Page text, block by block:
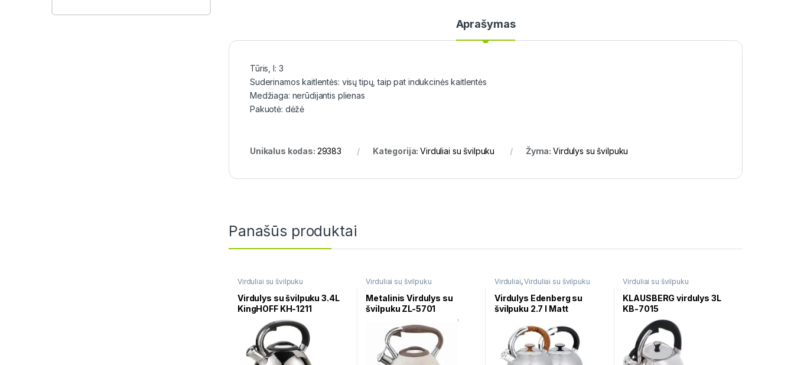
Aprašymas
Tūris, l: 3
Suderinamos kaitlentės: visų tipų, taip pat indukcinės kaitlentės
Medžiaga: nerūdijantis plienas
Pakuotė: dėžė
Unikalus kodas: 29383 Kategorija:Virduliai su švilpuku Žyma:Virdulys su švilpuku
Panašūs produktai
Virduliai su švilpuku
Virdulys su švilpuku 3.4L
KingHOFF KH-1211
Virduliai su švilpuku
Metalinis Virdulys su
švilpuku ZL-5701
Virduliai,Virduliai su švilpuku
Virdulys Edenberg su
švilpuku 2.7 l Matt
Virduliai su švilpuku
KLAUSBERG virdulys 3L
KB-7015